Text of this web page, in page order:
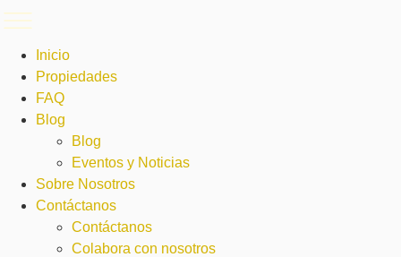
Inicio
Propiedades
FAQ
Blog
Blog
Eventos y Noticias
Sobre Nosotros
Contáctanos
Contáctanos
Colabora con nosotros